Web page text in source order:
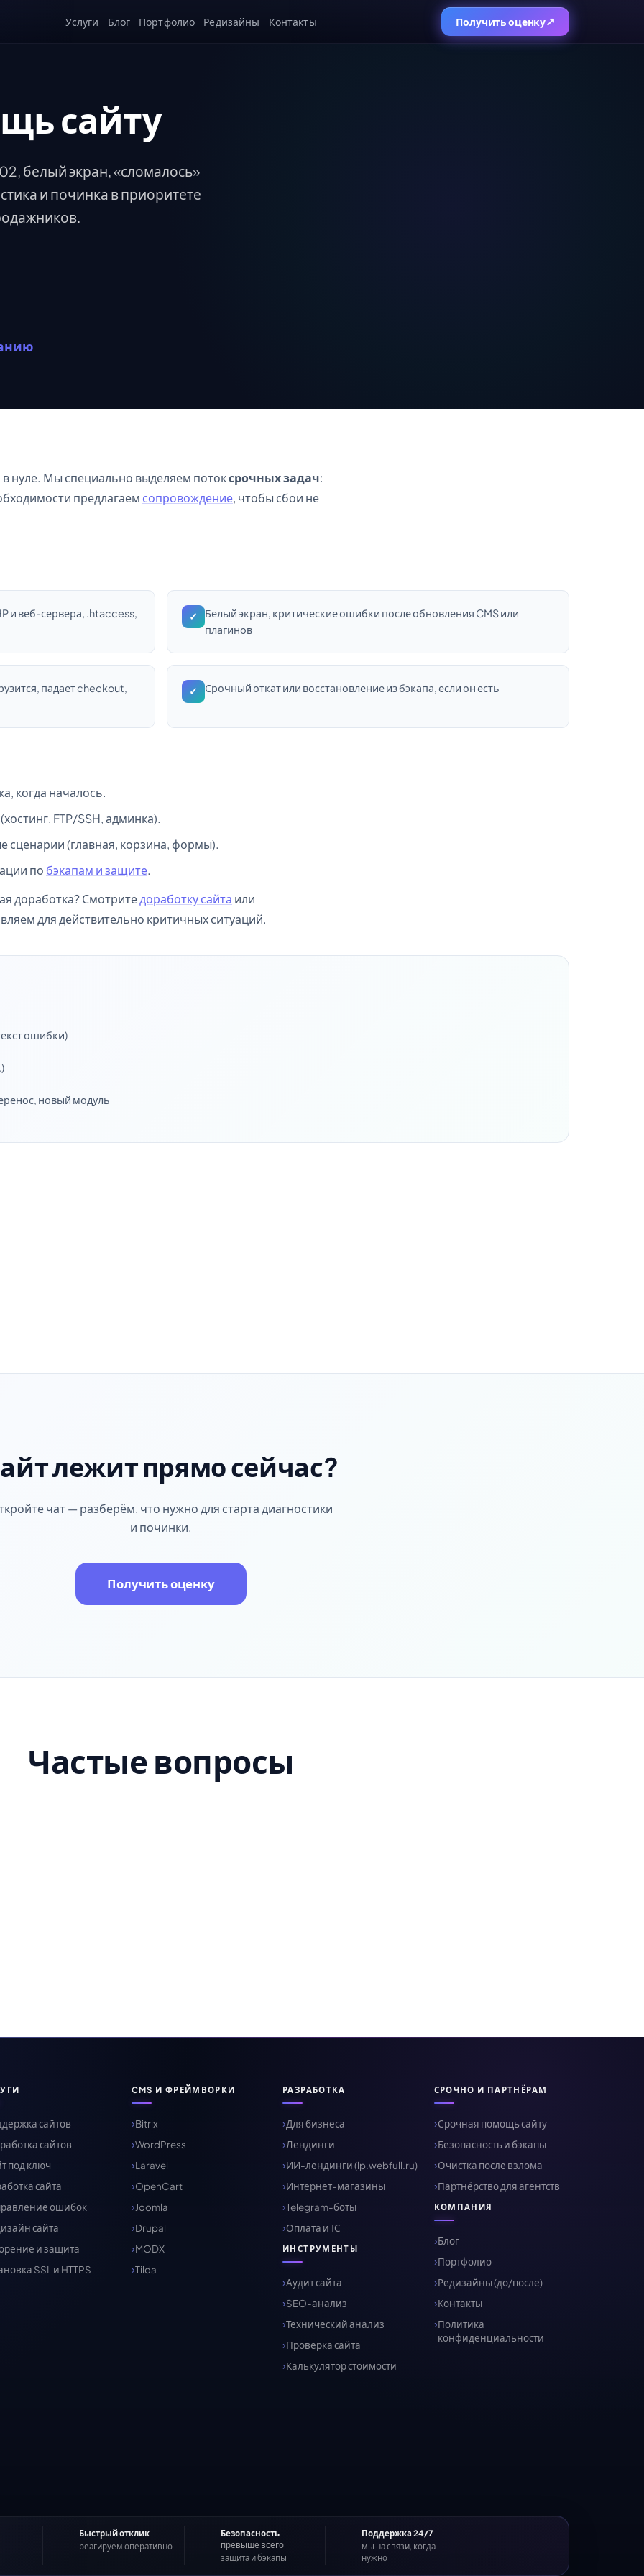
Услуги Блог Портфолио Редизайны Контакты Получить оценку↗
сайту
белый экран, «сломалось»
и починка в приоритете
нуле. Мы специально выделяем потоксрочных задач:
предлагаем сопровождение, чтобы сбои не
и веб-сервера, .htaccess, ✓
Белый экран, критические ошибки после обновления CMS или
плагинов
падает checkout, ✓ Срочный откат или восстановление из бэкапа, если он есть
когда началось.
FTP/SSH, админка).
сценарии (главная, корзина, формы).
по бэкапам и защите.
доработка? Смотритедоработку сайта или
для действительно критичных ситуаций.
ошибки)
новый модуль
лежит прямо сейчас?
чат — разберём, что нужно для старта диагностики
и починки.
Получить оценку
Частые вопросы
сайтов
сайтов
под ключ
сайта
ошибок
сайта
и защита
SSL и HTTPS
CMS И ФРЕЙМВОРКИ
Bitrix
WordPress
Laravel
OpenCart
Joomla
Drupal
MODX
Tilda
РАЗРАБОТКА
Для бизнеса
Лендинги
ИИ-лендинги (lp.webfull.ru)
Интернет-магазины
Telegram-боты
Оплата и 1С
ИНСТРУМЕНТЫ
Аудит сайта
SEO-анализ
Технический анализ
Проверка сайта
Калькулятор стоимости
СРОЧНО И ПАРТНЁРАМ
Срочная помощь сайту
Безопасность и бэкапы
Очистка после взлома
Партнёрство для агентств
КОМПАНИЯ
Блог
Портфолио
Редизайны (до/после)
Контакты
Политика
конфиденциальности
Быстрый отклик
реагируем оперативно
Безопасность
превыше всего
защита и бэкапы
Поддержка 24/7
мы на связи, когда
нужно